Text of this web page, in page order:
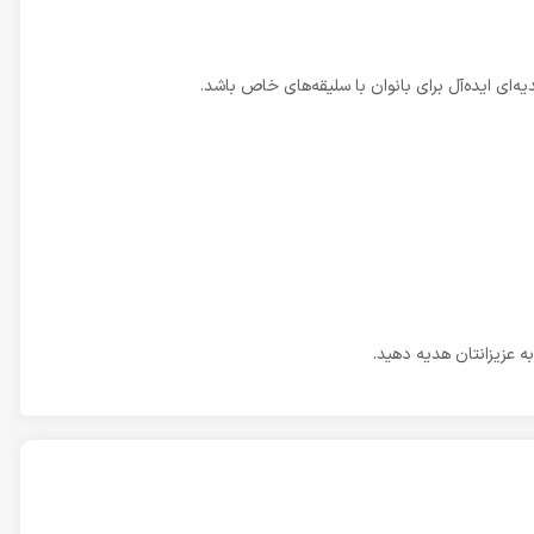
ایده‌آل برای بانوان با سلیقه‌های خاص باشد.
عزیزانتان هدیه دهید.